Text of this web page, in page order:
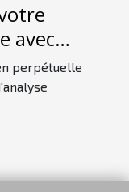
avec
?
perpétuelle